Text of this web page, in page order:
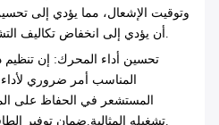
وتوقيت الإشعال، مما يؤدي إلى
تحسين أداء المحرك: إن تنظيم
المناسب أمر ضروري
المستشعر في الحفاظ على